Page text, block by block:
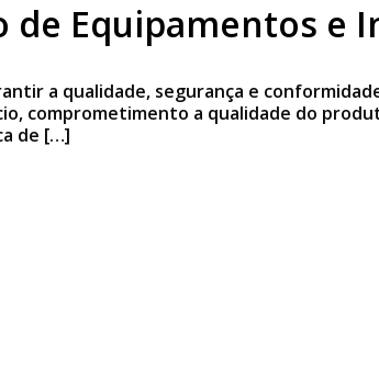
de Equipamentos e
a qualidade, segurança e
comprometimento a qualidade do
de […]